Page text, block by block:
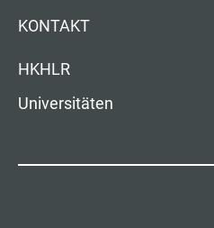
KONTAKT
HKHLR
Universitäten